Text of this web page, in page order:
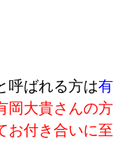
呼ばれる方は有
岡大貴さんの方
お付き合いに至